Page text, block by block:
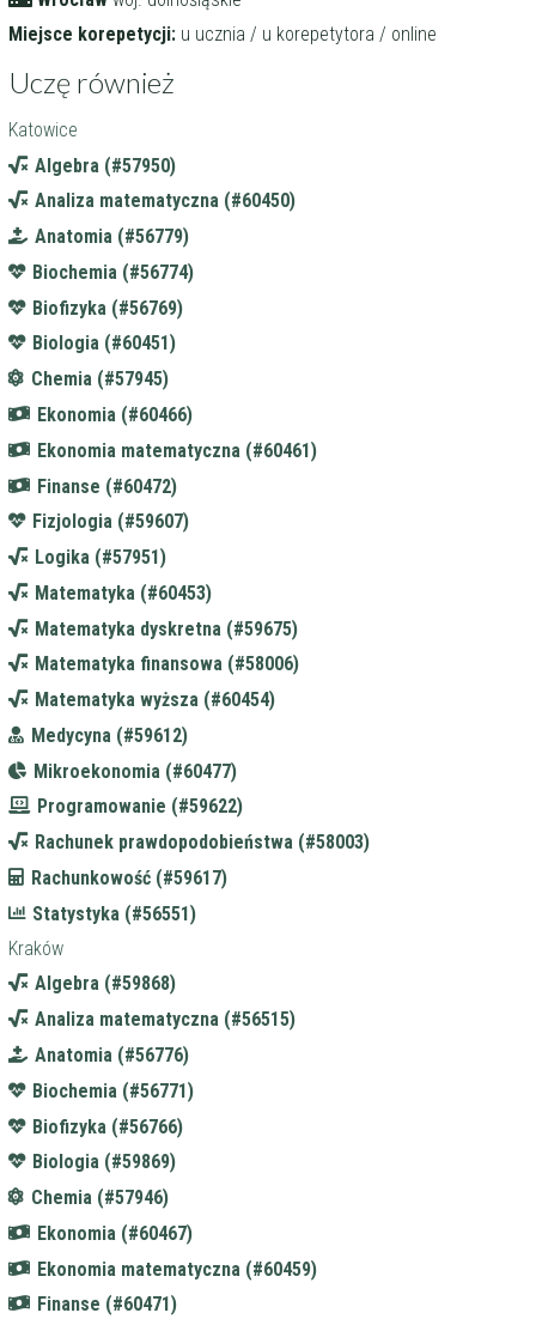
Miejsce korepetycji: u ucznia / u korepetytora / online
Uczę również
Katowice
Algebra (#57950)
Analiza matematyczna (#60450)
Anatomia (#56779)
Biochemia (#56774)
Biofizyka (#56769)
Biologia (#60451)
Chemia (#57945)
Ekonomia (#60466)
Ekonomia matematyczna (#60461)
Finanse (#60472)
Fizjologia (#59607)
Logika (#57951)
Matematyka (#60453)
Matematyka dyskretna (#59675)
Matematyka finansowa (#58006)
Matematyka wyższa (#60454)
Medycyna (#59612)
Mikroekonomia (#60477)
Programowanie (#59622)
Rachunek prawdopodobieństwa (#58003)
Rachunkowość (#59617)
Statystyka (#56551)
Kraków
Algebra (#59868)
Analiza matematyczna (#56515)
Anatomia (#56776)
Biochemia (#56771)
Biofizyka (#56766)
Biologia (#59869)
Chemia (#57946)
Ekonomia (#60467)
Ekonomia matematyczna (#60459)
Finanse (#60471)